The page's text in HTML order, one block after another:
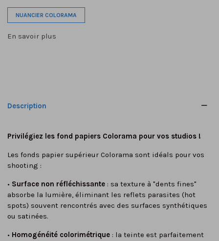
NUANCIER COLORAMA
En savoir plus
Description
Privilégiez les fond papiers Colorama pour vos studios !
Les fonds papier supérieur Colorama sont idéals pour vos
shooting :
• Surface non réfléchissante : sa texture à "dents fines"
absorbe la lumière, éliminant les reflets parasites (hot
spots) souvent rencontrés avec des surfaces synthétiques
ou satinées.
• Homogénéité colorimétrique : la teinte est parfaitement